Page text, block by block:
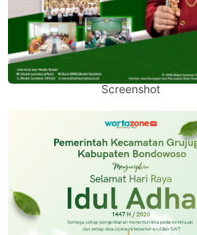
Screenshot